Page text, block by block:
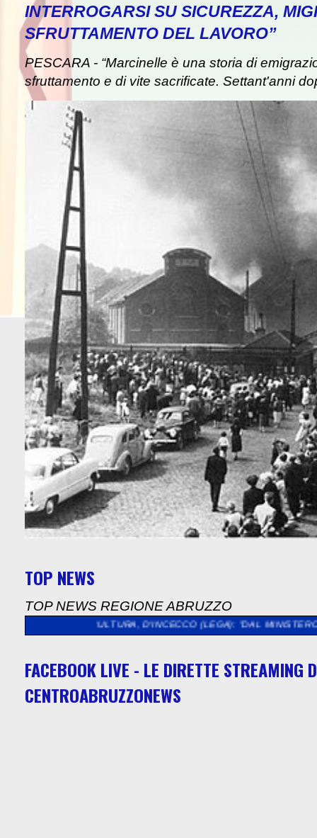
INTERROGARSI SU SICUREZZA,
SFRUTTAMENTO DEL LAVORO”
PESCARA - “Marcinelle è una storia di
sfruttamento e di vite sacrificate. Settant'anni
TOP NEWS
TOP NEWS REGIONE ABRUZZO
CULTURA, D'INCECCO (LEGA): "DAL MINISTERO QUASI 5
FACEBOOK LIVE - LE DIRETTE STREAMING
CENTROABRUZZONEWS